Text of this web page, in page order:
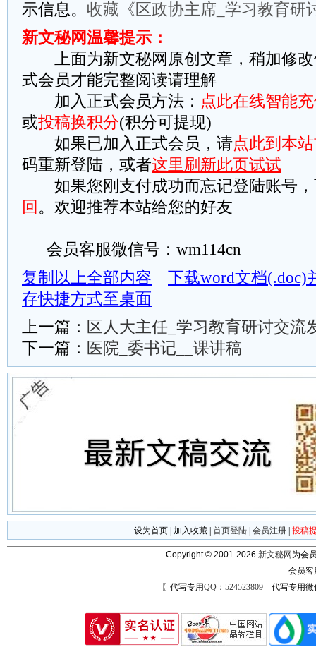
示信息。 收藏《区政协主席_学习教育研
新文秘网温馨提示：
上面为新文秘网原创文章，稍加修改
式会员才能完整阅读请理解
加入正式会员方法： 点此在线智能
或投稿换积分(积分可提现)
如果已加入正式会员，请点此到本
码重新登陆，或者这里刷新此页试试
如果您刚支付成功而忘记登陆账号，
回 。欢迎推荐本站给您的好友
会员客服微信号：wm114cn
复制以上全部内容
下载word文档(.doc)
存快捷方式至桌面
上一篇： 区人大主任_学习教育研讨交流
下一篇： 医院_委书记__课讲稿
设为首页 加入收藏 首页登陆 会员注册 投稿
Copyright © 2001-2026 新文秘网 为会
会员
〖代写专用QQ：524523809代写专用微